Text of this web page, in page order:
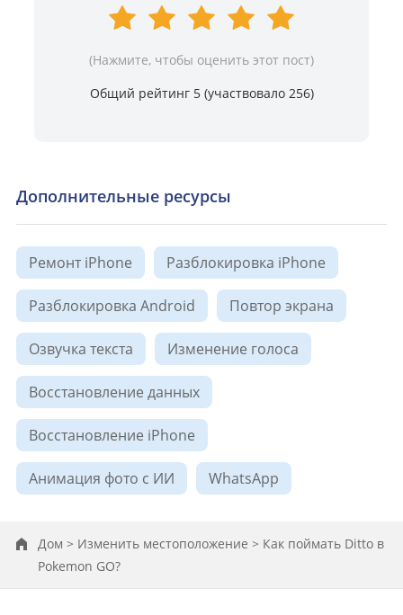
(Нажмите, чтобы оценить этот пост)
Общий рейтинг 5 (участвовало 256)
Дополнительные ресурсы
Ремонт iPhone Разблокировка iPhone
Разблокировка Android Повтор экрана
Озвучка текста Изменение голоса
Восстановление данных
Восстановление iPhone
Анимация фото ​с ИИ WhatsApp
Дом > Изменить местоположение > Как поймать Ditto в
Pokemon GO?